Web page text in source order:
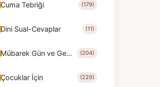
Cuma Tebriği (179)
Dini Sual-Cevaplar (11)
Mübarek Gün ve Geceler (204)
Çocuklar İçin (229)